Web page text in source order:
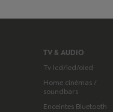
TV & AUDIO
Tv lcd/led/oled
Home cinémas /
soundbars
Enceintes Bluetooth